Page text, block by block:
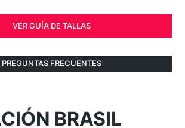
VER GUÍA DE TALLAS
PREGUNTAS FRECUENTES
BRASIL